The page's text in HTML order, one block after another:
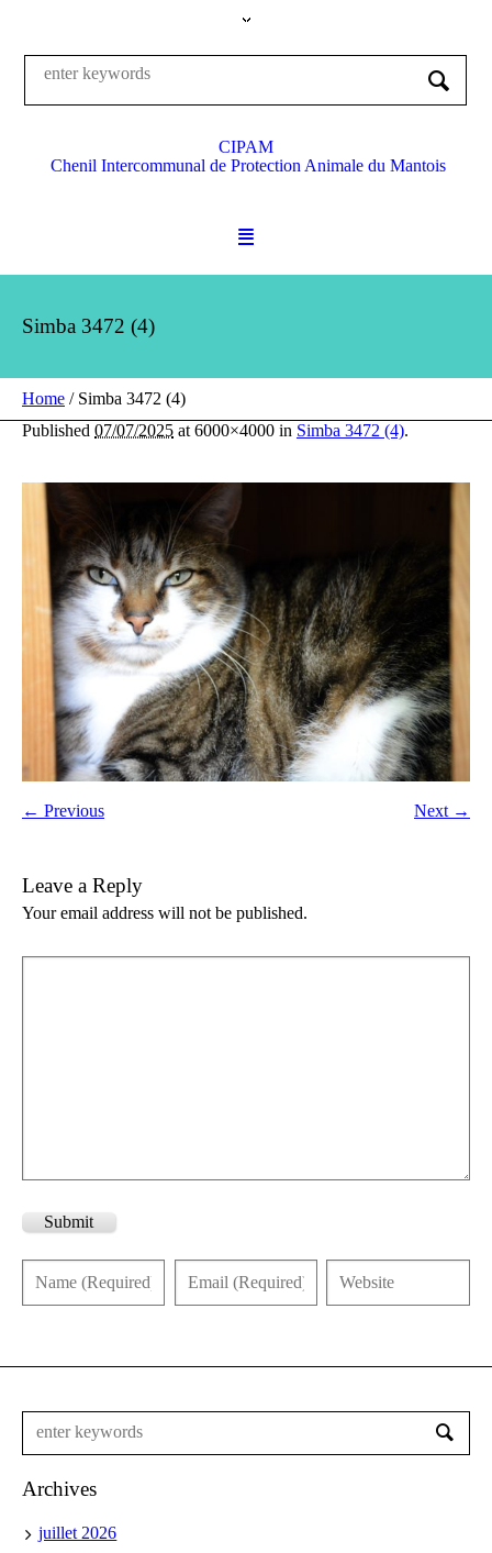
CIPAM
Chenil Intercommunal de Protection Animale du Mantois
Simba 3472 (4)
Home / Simba 3472 (4)
Published 07/07/2025 at 6000×4000 in Simba 3472 (4).
← Previous Next →
Leave a Reply
Your email address will not be published.
Submit
Archives
juillet 2026